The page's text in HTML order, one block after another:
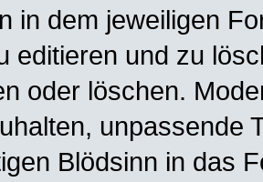
in dem jeweiligen
editieren und zu
oder löschen.
unpassende
Blödsinn in das